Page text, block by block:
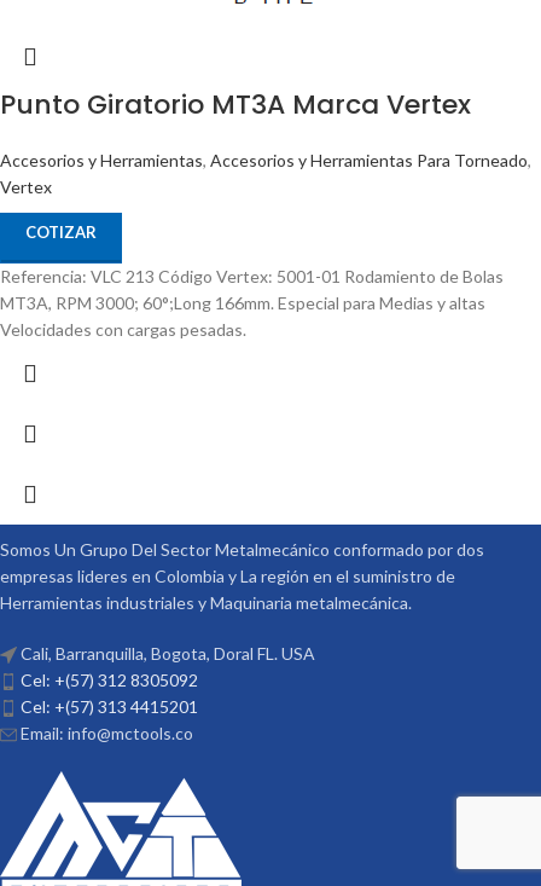
Punto Giratorio MT3A Marca Vertex
Accesorios y Herramientas, Accesorios y Herramientas Para Torneado,
Vertex
COTIZAR
Referencia: VLC 213 Código Vertex: 5001-01 Rodamiento de Bolas
MT3A, RPM 3000; 60°;Long 166mm. Especial para Medias y altas
Velocidades con cargas pesadas.
Somos Un Grupo Del Sector Metalmecánico conformado por dos
empresas lideres en Colombia y La región en el suministro de
Herramientas industriales y Maquinaria metalmecánica.
Cali, Barranquilla, Bogota, Doral FL. USA
Cel: +(57) 312 8305092
Cel: +(57) 313 4415201
Email: info@mctools.co